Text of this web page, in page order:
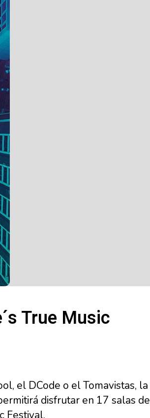
True Music
el DCode o el Tomavistas, la
disfrutar en 17 salas de
Festival,